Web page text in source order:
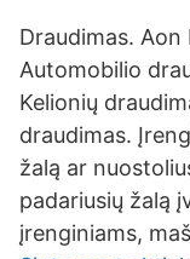
Draudimas. Aon
Automobilio
Kelionių
draudimas.
žalą ar
padariusių žalą
įrenginiams,